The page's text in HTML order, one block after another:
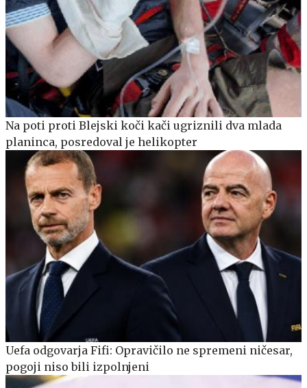
Na poti proti Blejski koči kači ugriznili dva mlada
planinca, posredoval je helikopter
Uefa odgovarja Fifi: Opravičilo ne spremeni ničesar,
pogoji niso bili izpolnjeni